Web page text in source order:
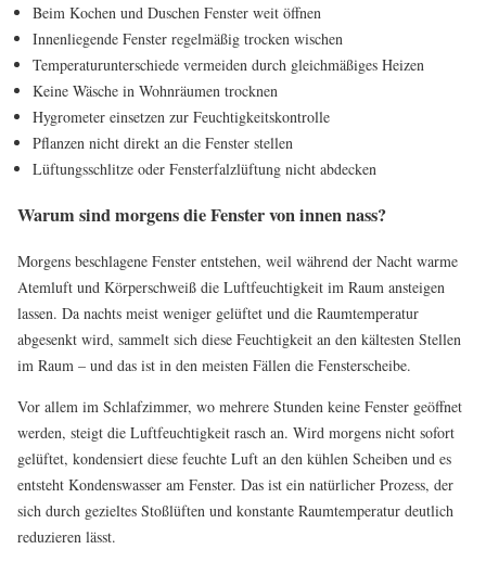
Beim Kochen und Duschen Fenster weit öffnen
Innenliegende Fenster regelmäßig trocken wischen
Temperaturunterschiede vermeiden durch gleichmäßiges Heizen
Keine Wäsche in Wohnräumen trocknen
Hygrometer einsetzen zur Feuchtigkeitskontrolle
Pflanzen nicht direkt an die Fenster stellen
Lüftungsschlitze oder Fensterfalzlüftung nicht abdecken
Warum sind morgens die Fenster von innen nass?
Morgens beschlagene Fenster entstehen, weil während der Nacht warme
Atemluft und Körperschweiß die Luftfeuchtigkeit im Raum ansteigen
lassen. Da nachts meist weniger gelüftet und die Raumtemperatur
abgesenkt wird, sammelt sich diese Feuchtigkeit an den kältesten Stellen
im Raum – und das ist in den meisten Fällen die Fensterscheibe.
Vor allem im Schlafzimmer, wo mehrere Stunden keine Fenster geöffnet
werden, steigt die Luftfeuchtigkeit rasch an. Wird morgens nicht sofort
gelüftet, kondensiert diese feuchte Luft an den kühlen Scheiben und es
entsteht Kondenswasser am Fenster. Das ist ein natürlicher Prozess, der
sich durch gezieltes Stoßlüften und konstante Raumtemperatur deutlich
reduzieren lässt.